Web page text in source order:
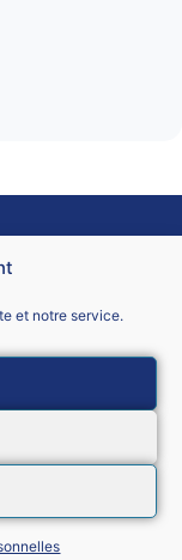
et notre service.